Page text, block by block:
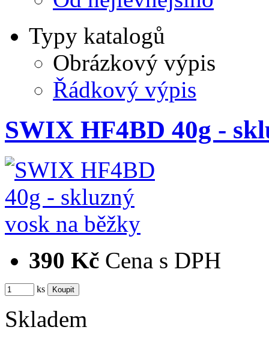
Typy katalogů
Obrázkový výpis
Řádkový výpis
SWIX HF4BD 40g -
390 Kč Cena s DPH
ks
Skladem